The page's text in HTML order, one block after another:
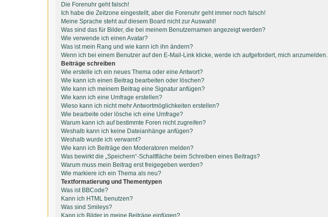
Die Forenuhr geht falsch!
Ich habe die Zeitzone eingestellt, aber die Forenuhr geht immer noch falsch!
Meine Sprache steht auf diesem Board nicht zur Auswahl!
Was sind das für Bilder, die bei meinem Benutzernamen angezeigt werden?
Wie verwende ich einen Avatar?
Was ist mein Rang und wie kann ich ihn ändern?
Wenn ich bei einem Benutzer auf den E-Mail-Link klicke, werde ich aufgefordert, mich anzumelden.
Beiträge schreiben
Wie erstelle ich ein neues Thema oder eine Antwort?
Wie kann ich einen Beitrag bearbeiten oder löschen?
Wie kann ich meinem Beitrag eine Signatur anfügen?
Wie kann ich eine Umfrage erstellen?
Wieso kann ich nicht mehr Antwortmöglichkeiten erstellen?
Wie bearbeite oder lösche ich eine Umfrage?
Warum kann ich auf bestimmte Foren nicht zugreifen?
Weshalb kann ich keine Dateianhänge anfügen?
Weshalb wurde ich verwarnt?
Wie kann ich Beiträge den Moderatoren melden?
Was bewirkt die „Speichern“-Schaltfläche beim Schreiben eines Beitrags?
Warum muss mein Beitrag erst freigegeben werden?
Wie markiere ich ein Thema als neu?
Textformatierung und Thementypen
Was ist BBCode?
Kann ich HTML benutzen?
Was sind Smileys?
Kann ich Bilder in meine Beiträge einfügen?